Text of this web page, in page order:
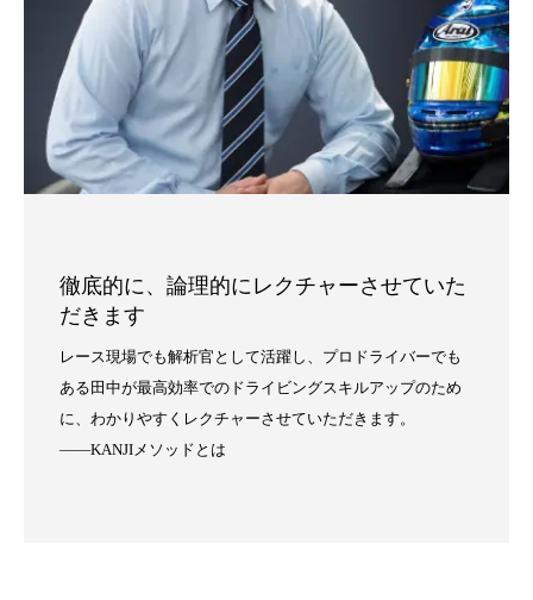
徹底的に、論理的にレクチャーさせていた
だきます
レース現場でも解析官として活躍し、プロドライバーでも
ある田中が最高効率でのドライビングスキルアップのため
に、わかりやすくレクチャーさせていただきます。
——KANJIメソッドとは